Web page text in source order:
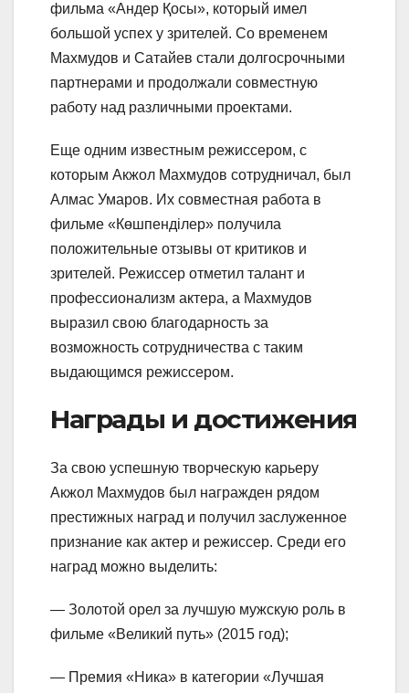
фильма «Андер Қосы», который имел
большой успех у зрителей. Со временем
Махмудов и Сатайев стали долгосрочными
партнерами и продолжали совместную
работу над различными проектами.
Еще одним известным режиссером, с
которым Акжол Махмудов сотрудничал, был
Алмас Умаров. Их совместная работа в
фильме «Көшпенділер» получила
положительные отзывы от критиков и
зрителей. Режиссер отметил талант и
профессионализм актера, а Махмудов
выразил свою благодарность за
возможность сотрудничества с таким
выдающимся режиссером.
Награды и достижения
За свою успешную творческую карьеру
Акжол Махмудов был награжден рядом
престижных наград и получил заслуженное
признание как актер и режиссер. Среди его
наград можно выделить:
— Золотой орел за лучшую мужскую роль в
фильме «Великий путь» (2015 год);
— Премия «Ника» в категории «Лучшая